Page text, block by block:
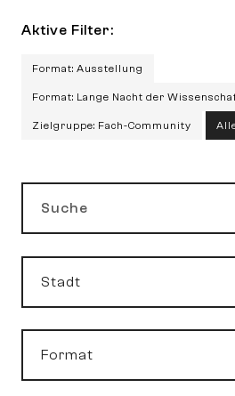
Aktive Filter:
Format: Ausstellung
Format: Lange Nacht der
Zielgruppe: Fach-Community
Suche
Stadt
Format